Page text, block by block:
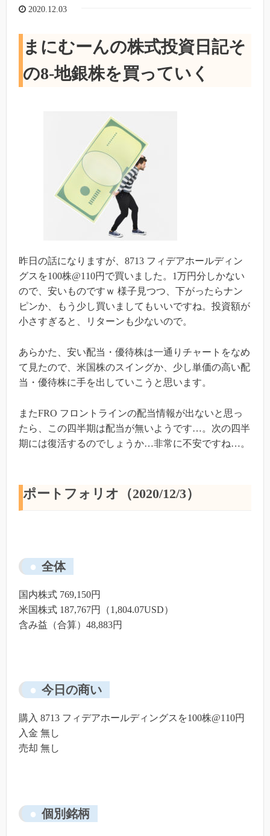
2020.12.03
まにむーんの株式投資日記そ
の8-地銀株を買っていく
昨日の話になりますが、8713 フィデアホールディン
グスを100株@110円で買いました。1万円分しかない
ので、安いものですｗ 様子見つつ、下がったらナン
ピンか、もう少し買いましてもいいですね。投資額が
小さすぎると、リターンも少ないので。
あらかた、安い配当・優待株は一通りチャートをなめ
て見たので、米国株のスイングか、少し単価の高い配
当・優待株に手を出していこうと思います。
またFRO フロントラインの配当情報が出ないと思っ
たら、この四半期は配当が無いようです…。次の四半
期には復活するのでしょうか…非常に不安ですね…。
ポートフォリオ（2020/12/3）
全体
国内株式 769,150円
米国株式 187,767円（1,804.07USD）
含み益（合算）48,883円
今日の商い
購入 8713 フィデアホールディングスを100株@110円
入金 無し
売却 無し
個別銘柄